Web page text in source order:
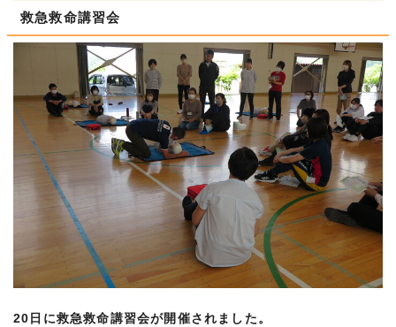
救急救命講習会
20日に救急救命講習会が開催されました。